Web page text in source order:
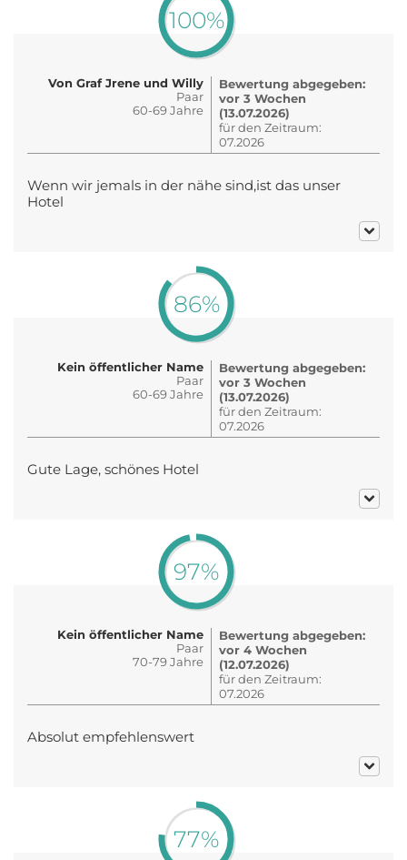
100%
Von Graf Jrene und Willy
Paar
60-69 Jahre
Bewertung abgegeben:
vor 3 Wochen
(13.07.2026)
für den Zeitraum:
07.2026
Wenn wir jemals in der nähe sind,ist das unser
Hotel
86%
Kein öffentlicher Name
Paar
60-69 Jahre
Bewertung abgegeben:
vor 3 Wochen
(13.07.2026)
für den Zeitraum:
07.2026
Gute Lage, schönes Hotel
97%
Kein öffentlicher Name
Paar
70-79 Jahre
Bewertung abgegeben:
vor 4 Wochen
(12.07.2026)
für den Zeitraum:
07.2026
Absolut empfehlenswert
77%